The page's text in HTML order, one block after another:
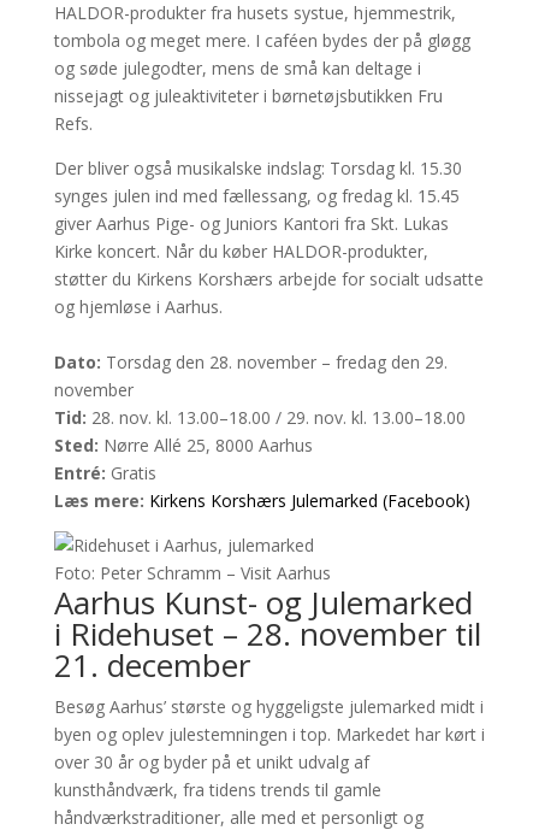
HALDOR-produkter fra husets systue, hjemmestrik,
tombola og meget mere. I caféen bydes der på gløgg
og søde julegodter, mens de små kan deltage i
nissejagt og juleaktiviteter i børnetøjsbutikken Fru
Refs.
Der bliver også musikalske indslag: Torsdag kl. 15.30
synges julen ind med fællessang, og fredag kl. 15.45
giver Aarhus Pige- og Juniors Kantori fra Skt. Lukas
Kirke koncert. Når du køber HALDOR-produkter,
støtter du Kirkens Korshærs arbejde for socialt udsatte
og hjemløse i Aarhus.
Dato: Torsdag den 28. november – fredag den 29.
november
Tid: 28. nov. kl. 13.00–18.00 / 29. nov. kl. 13.00–18.00
Sted: Nørre Allé 25, 8000 Aarhus
Entré: Gratis
Læs mere: Kirkens Korshærs Julemarked (Facebook)
Foto: Peter Schramm – Visit Aarhus
Aarhus Kunst- og Julemarked
i Ridehuset – 28. november til
21. december
Besøg Aarhus’ største og hyggeligste julemarked midt i
byen og oplev julestemningen i top. Markedet har kørt i
over 30 år og byder på et unikt udvalg af
kunsthåndværk, fra tidens trends til gamle
håndværkstraditioner, alle med et personligt og